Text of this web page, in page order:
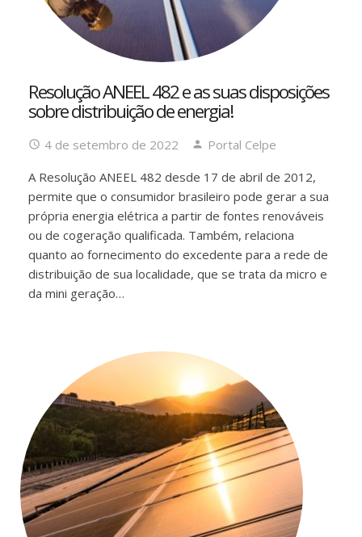
Resolução ANEEL 482 e as suas disposições
sobre distribuição de energia!
4 de setembro de 2022
Portal Celpe
A Resolução ANEEL 482 desde 17 de abril de 2012,
permite que o consumidor brasileiro pode gerar a sua
própria energia elétrica a partir de fontes renováveis
ou de cogeração qualificada. Também, relaciona
quanto ao fornecimento do excedente para a rede de
distribuição de sua localidade, que se trata da micro e
da mini geração…